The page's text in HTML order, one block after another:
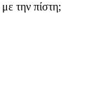
την πίστη;